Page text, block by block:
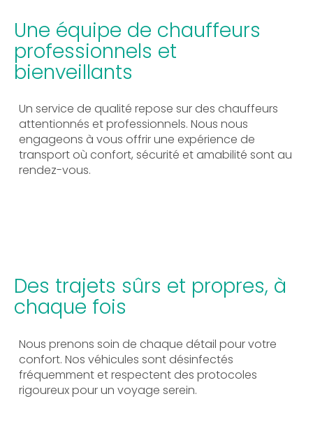
Une équipe de chauffeurs
professionnels et
bienveillants
Un service de qualité repose sur des chauffeurs
attentionnés et professionnels. Nous nous
engageons à vous offrir une expérience de
transport où confort, sécurité et amabilité sont au
rendez-vous.
Des trajets sûrs et propres, à
chaque fois
Nous prenons soin de chaque détail pour votre
confort. Nos véhicules sont désinfectés
fréquemment et respectent des protocoles
rigoureux pour un voyage serein.